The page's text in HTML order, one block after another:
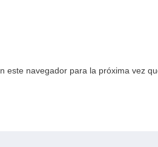
este navegador para la próxima vez